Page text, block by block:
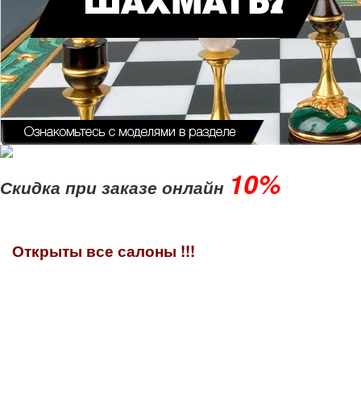
Скидка при заказе онлайн 10%
Открыты все салоны !!!